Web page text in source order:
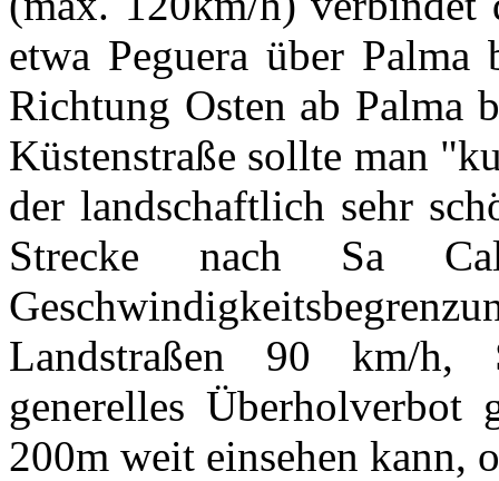
etwa Peguera über
Richtung Osten ab Palma
Küstenstraße sollte man
der landschaftlich sehr
Strecke nach Sa
Landstraßen 90 km/h,
generelles
200m weit einsehen kann,